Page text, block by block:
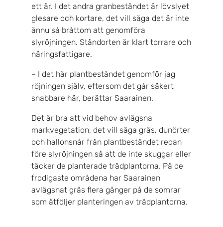
ett år. I det andra granbeståndet är lövslyet
glesare och kortare, det vill säga det är inte
ännu så bråttom att genomföra
slyröjningen. Ståndorten är klart torrare och
näringsfattigare.
– I det här plantbeståndet genomför jag
röjningen själv, eftersom det går säkert
snabbare här, berättar Saarainen.
Det är bra att vid behov avlägsna
markvegetation, det vill säga gräs, dunörter
och hallonsnår från plantbeståndet redan
före slyröjningen så att de inte skuggar eller
täcker de planterade trädplantorna. På de
frodigaste områdena har Saarainen
avlägsnat gräs flera gånger på de somrar
som åtföljer planteringen av trädplantorna.